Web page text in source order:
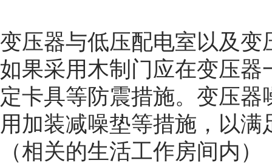
变压器与低压配电室以及
如果采用木制门应在变压
定卡具等防震措施。变压
用加装减噪垫等措施，以
（相关的生活工作房间内